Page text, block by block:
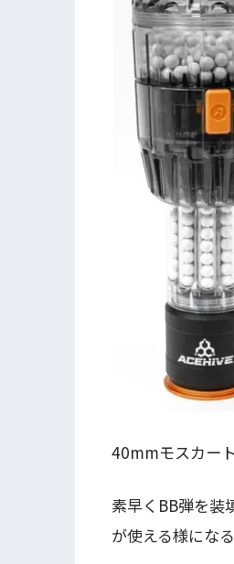
40mmモスカー
素早くBB弾を装
が使える様にな